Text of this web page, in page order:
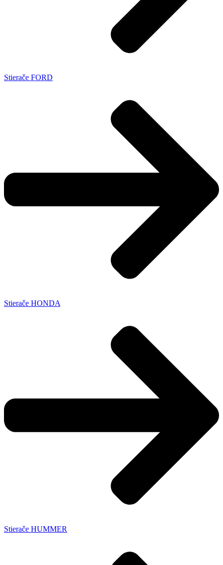
Stierače FORD
Stierače HONDA
Stierače HUMMER